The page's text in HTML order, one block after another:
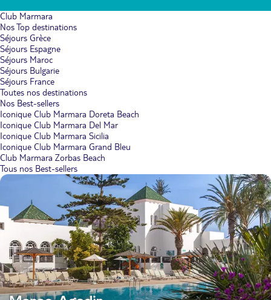
Club Marmara
Nos Top destinations
Séjours Grèce
Séjours Espagne
Séjours Maroc
Séjours Bulgarie
Séjours France
Toutes nos destinations
Nos Best-sellers
Iconique Club Marmara Doreta Beach
Iconique Club Marmara Del Mar
Iconique Club Marmara Sicilia
Iconique Club Marmara Grand Bleu
Club Marmara Zorbas Beach
Tous nos Best-sellers